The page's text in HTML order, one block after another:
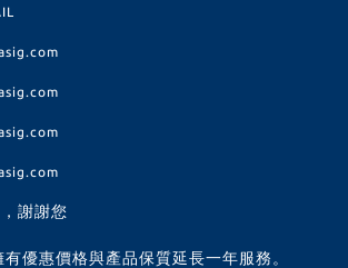
謝謝您
優惠價格與產品保質延長一年服務。